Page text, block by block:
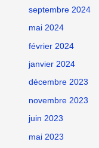
septembre 2024
mai 2024
février 2024
janvier 2024
décembre 2023
novembre 2023
juin 2023
mai 2023